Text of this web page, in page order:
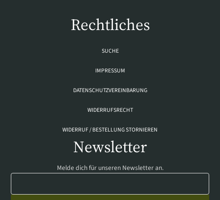
Rechtliches
SUCHE
IMPRESSUM
DATENSCHUTZVEREINBARUNG
WIDERRUFSRECHT
WIDERRUF / BESTELLUNG STORNIEREN
Newsletter
Melde dich für unseren Newsletter an.